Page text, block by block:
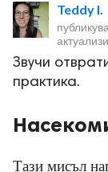
Teddy I.
Звучи
практика.
Тази мисъл